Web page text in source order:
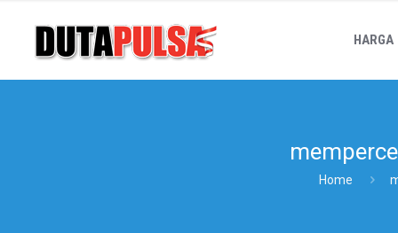
HARGA
Home